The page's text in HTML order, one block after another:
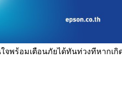
จพร้อมเตือนภัยได้ทันท่วงทีหากเกิ